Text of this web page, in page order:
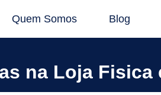
Quem Somos Blog
na Loja Fisica